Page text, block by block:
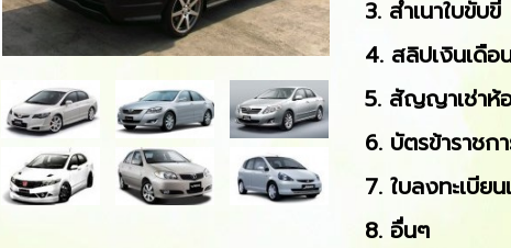
3. สำเนาใบขับขี่
4. สลิปเงินเดือ
5. สัญญาเช่า
6. บัตรข้าราช
7. ใบลงทะเบีย
8. อื่นๆ